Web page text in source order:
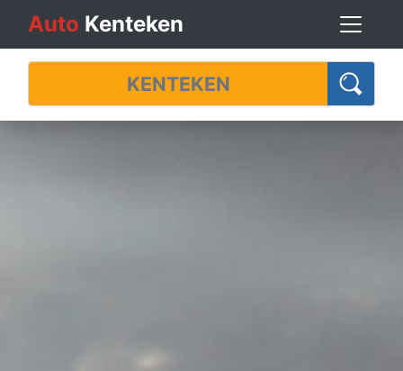
Auto Kenteken